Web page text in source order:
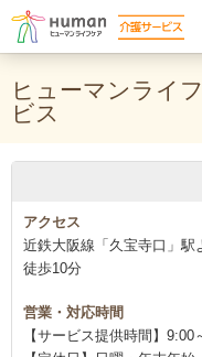
ヒューマンライ
ビス
アクセス
近鉄大阪線「久宝寺口」駅
徒歩10分
営業・対応時間
【サービス提供時間】9:00